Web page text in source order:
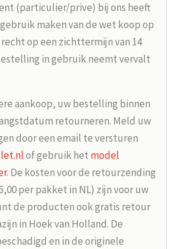
(particulier/prive) bij ons heeft
maken van de wet koop op
op een zichttermijn van 14
in gebruik neemt vervalt
aankoop, uw bestelling binnen
retourneren. Meld uw
door een email te versturen
of gebruik het model
. De kosten voor de retourzending
per pakket in NL) zijn voor uw
de producten ook gratis retour
in Hoek van Holland. De
en in de originele